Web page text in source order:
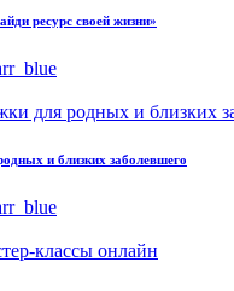
ресурс своей жизни»
и близких заболевшего